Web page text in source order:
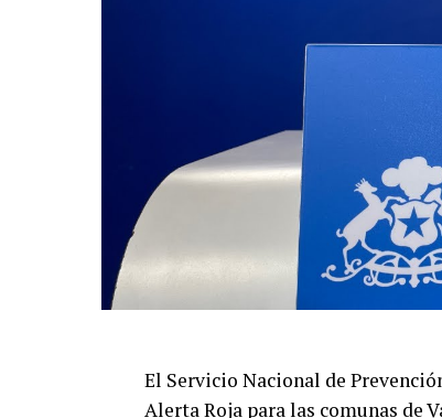
El Servicio Nacional de
Alerta Roja para las comunas de